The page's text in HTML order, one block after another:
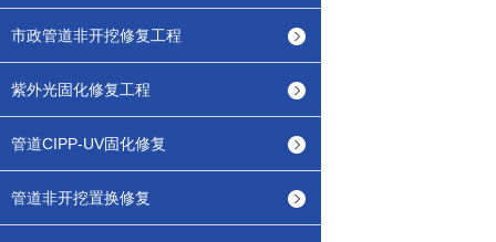
市政管道非开挖修复工程
紫外光固化修复工程
管道CIPP-UV固化修复
管道非开挖置换修复